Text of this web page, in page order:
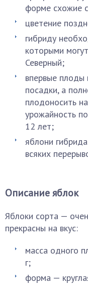
форме схожие
цветение
гибриду
которыми
Северный;
впервые плоды
посадки, а
плодоносить
урожайность
12 лет;
яблони
всяких
Описание яблок
Яблоки сорта —
прекрасны на вкус:
масса одного
г;
форма —